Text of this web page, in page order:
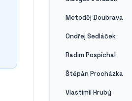
Metoděj Doubrava
Ondřej Sedláček
Radim Pospíchal
Štěpán Procházka
Vlastimil Hrubý